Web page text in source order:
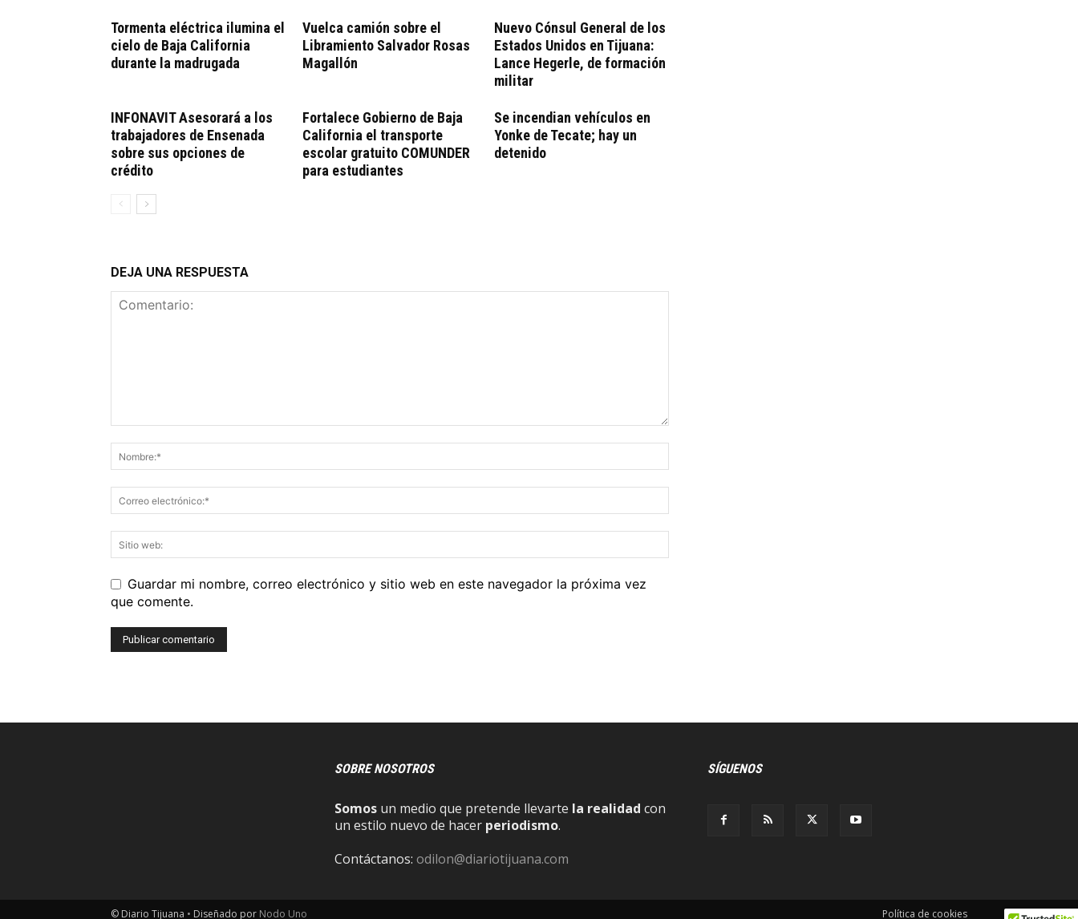
Tormenta eléctrica ilumina el
cielo de Baja California
durante la madrugada
Vuelca camión sobre el
Libramiento Salvador Rosas
Magallón
Nuevo Cónsul General de los
Estados Unidos en Tijuana:
Lance Hegerle, de formación
militar
INFONAVIT Asesorará a los
trabajadores de Ensenada
sobre sus opciones de
crédito
Fortalece Gobierno de Baja
California el transporte
escolar gratuito COMUNDER
para estudiantes
Se incendian vehículos en
Yonke de Tecate; hay un
detenido
DEJA UNA RESPUESTA
Guardar mi nombre, correo electrónico y sitio web en este navegador la próxima vez
que comente.
SOBRE NOSOTROS
Somos un medio que pretende llevarte la realidad con
un estilo nuevo de hacer periodismo.
Contáctanos: odilon@diariotijuana.com
SÍGUENOS
Política de cookies
© Diario Tijuana • Diseñado por Nodo Uno